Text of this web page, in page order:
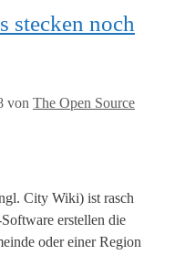
stecken noch
von The Open Source
City Wiki) ist rasch
erstellen die
oder einer Region